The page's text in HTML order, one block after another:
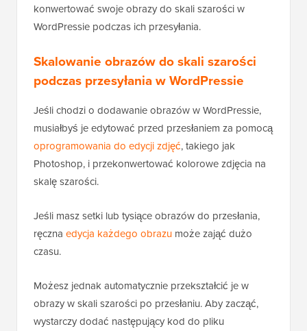
konwertować swoje obrazy do skali szarości w
WordPressie podczas ich przesyłania.
Skalowanie obrazów do skali szarości
podczas przesyłania w WordPressie
Jeśli chodzi o dodawanie obrazów w WordPressie,
musiałbyś je edytować przed przesłaniem za pomocą
oprogramowania do edycji zdjęć, takiego jak
Photoshop, i przekonwertować kolorowe zdjęcia na
skalę szarości.
Jeśli masz setki lub tysiące obrazów do przesłania,
ręczna edycja każdego obrazu może zająć dużo
czasu.
Możesz jednak automatycznie przekształcić je w
obrazy w skali szarości po przesłaniu. Aby zacząć,
wystarczy dodać następujący kod do pliku